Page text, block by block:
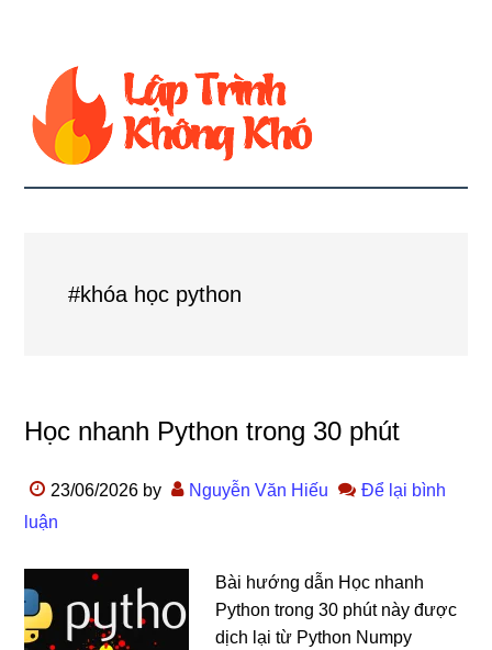
#khóa học python
Học nhanh Python trong 30 phút
23/06/2026 by Nguyễn Văn Hiếu
Để lại bình
luận
Bài hướng dẫn Học nhanh
Python trong 30 phút này được
dịch lại từ Python Numpy